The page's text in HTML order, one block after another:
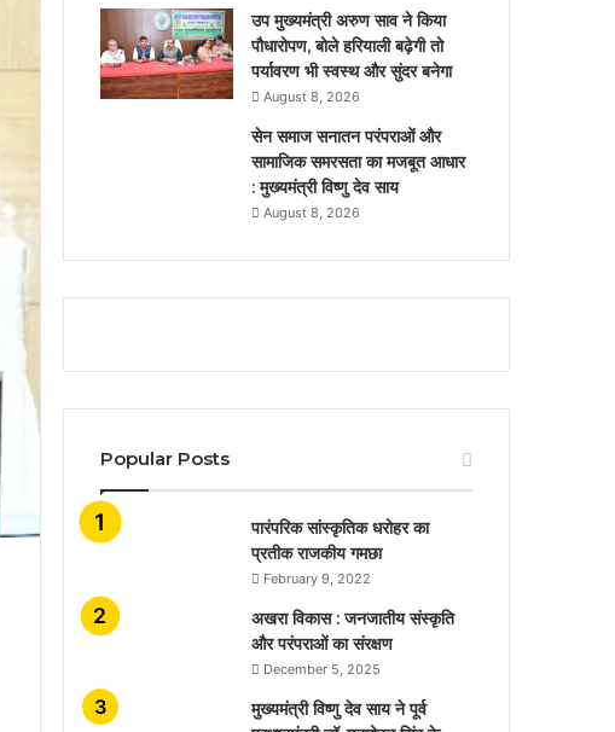
उप मुख्यमंत्री अरुण साव ने किया
पौधारोपण, बोले हरियाली बढ़ेगी तो
पर्यावरण भी स्वस्थ और सुंदर बनेगा
August 8, 2026
सेन समाज सनातन परंपराओं और
सामाजिक समरसता का मजबूत आधार
: मुख्यमंत्री विष्णु देव साय
August 8, 2026
Popular Posts
​​​​​​​पारंपरिक सांस्कृतिक धरोहर का
प्रतीक राजकीय गमछा
February 9, 2022
अखरा विकास : जनजातीय संस्कृति
और परंपराओं का संरक्षण
December 5, 2025
मुख्यमंत्री विष्णु देव साय ने पूर्व